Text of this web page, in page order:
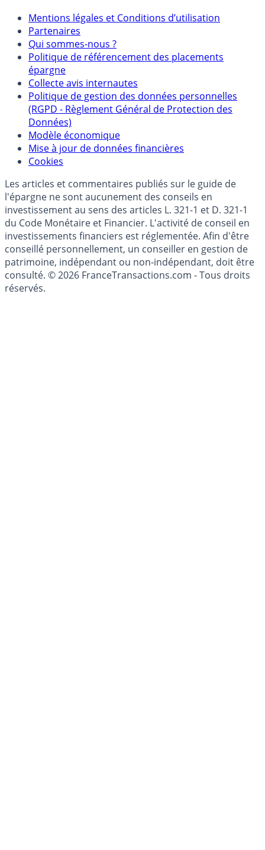
Mentions légales et Conditions d’utilisation
Partenaires
Qui sommes-nous ?
Politique de référencement des placements
épargne
Collecte avis internautes
Politique de gestion des données personnelles
(RGPD - Règlement Général de Protection des
Données)
Modèle économique
Mise à jour de données financières
Cookies
Les articles et commentaires publiés sur le guide de
l'épargne ne sont aucunement des conseils en
investissement au sens des articles L. 321-1 et D. 321-1
du Code Monétaire et Financier. L'activité de conseil en
investissements financiers est réglementée. Afin d'être
conseillé personnellement, un conseiller en gestion de
patrimoine, indépendant ou non-indépendant, doit être
consulté. © 2026 FranceTransactions.com - Tous droits
réservés.